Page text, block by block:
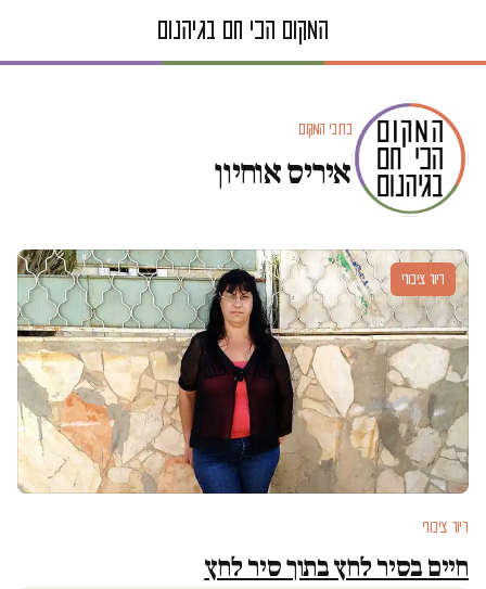
כתבי המקום
איריס אוחיון
דיור ציבורי
דיור ציבורי
חיים בסיר לחץ בתוך סיר לחץ